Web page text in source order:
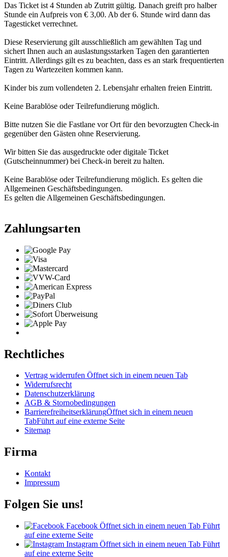
Das Ticket ist 4 Stunden ab Zutritt gültig. Danach greift pro halber
Stunde ein Aufpreis von € 3,00. Ab der 6. Stunde wird dann das
Tagesticket verrechnet.
Diese Reservierung gilt ausschließlich am gewählten Tag und
sichert Ihnen auch an auslastungsstarken Tagen den garantierten
Eintritt. Allerdings gilt es zu beachten, dass es an stark frequentierten
Tagen zu Wartezeiten kommen kann.
Kinder bis zum vollendeten 2. Lebensjahr erhalten freien Eintritt.
Keine Barablöse oder Teilrefundierung möglich.
Bitte nutzen Sie die Fastlane vor Ort für den bevorzugten Check-in
gegenüber den Gästen ohne Reservierung.
Wir bitten Sie das ausgedruckte oder digitale Ticket
(Gutscheinnummer) bei Check-in bereit zu halten.
Keine Barablöse oder Teilrefundierung möglich. Es gelten die
Allgemeinen Geschäftsbedingungen.
Es gelten die Allgemeinen Geschäftsbedingungen.
Zahlungsarten
Rechtliches
Vertrag widerrufen Öffnet sich in einem neuen Tab
Widerrufsrecht
Datenschutzerklärung
AGB & Stornobedingungen
BarrierefreiheitserklärungÖffnet sich in einem neuen
TabFührt auf eine externe Seite
Sitemap
Firma
Kontakt
Impressum
Folgen Sie uns!
Facebook Öffnet sich in einem neuen Tab Führt
auf eine externe Seite
Instagram Öffnet sich in einem neuen Tab Führt
auf eine externe Seite